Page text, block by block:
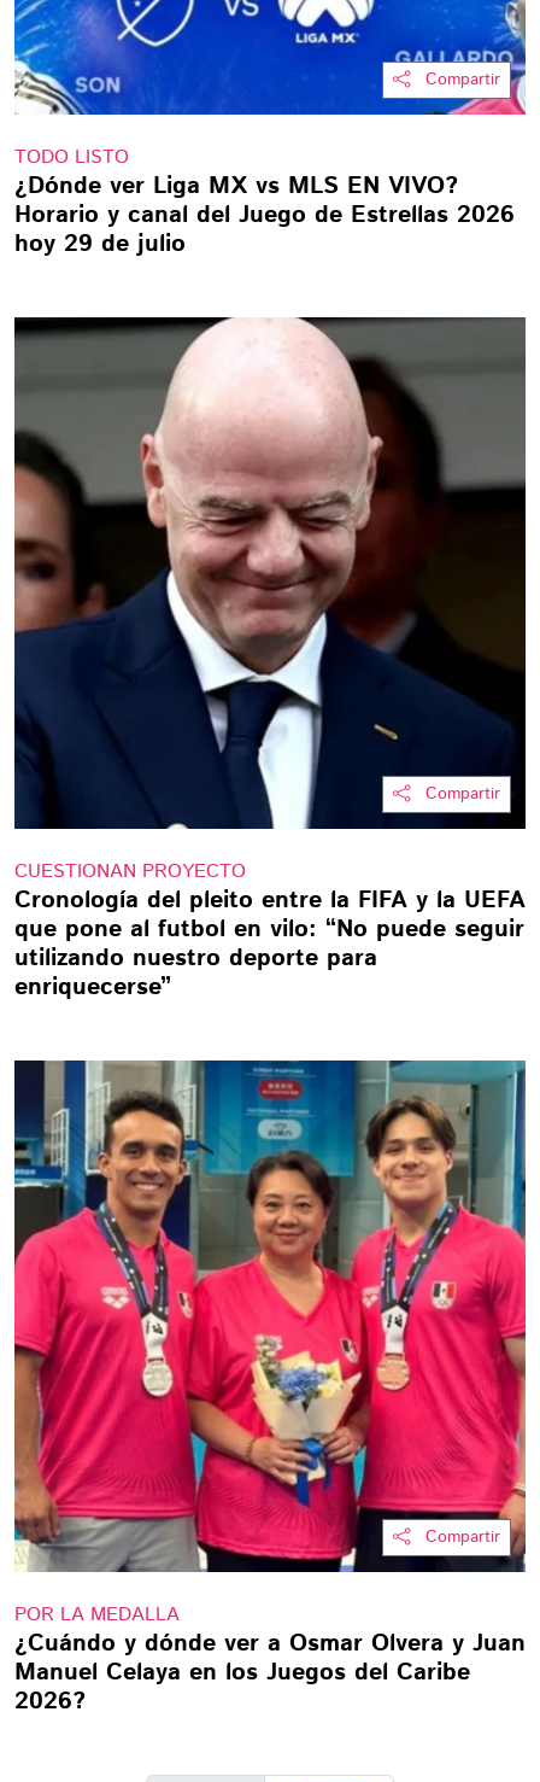
Compartir
TODO LISTO
¿Dónde ver Liga MX vs MLS EN VIVO?
Horario y canal del Juego de Estrellas 2026
hoy 29 de julio
Compartir
CUESTIONAN PROYECTO
Cronología del pleito entre la FIFA y la UEFA
que pone al futbol en vilo: “No puede seguir
utilizando nuestro deporte para
enriquecerse”
Compartir
POR LA MEDALLA
¿Cuándo y dónde ver a Osmar Olvera y Juan
Manuel Celaya en los Juegos del Caribe
2026?